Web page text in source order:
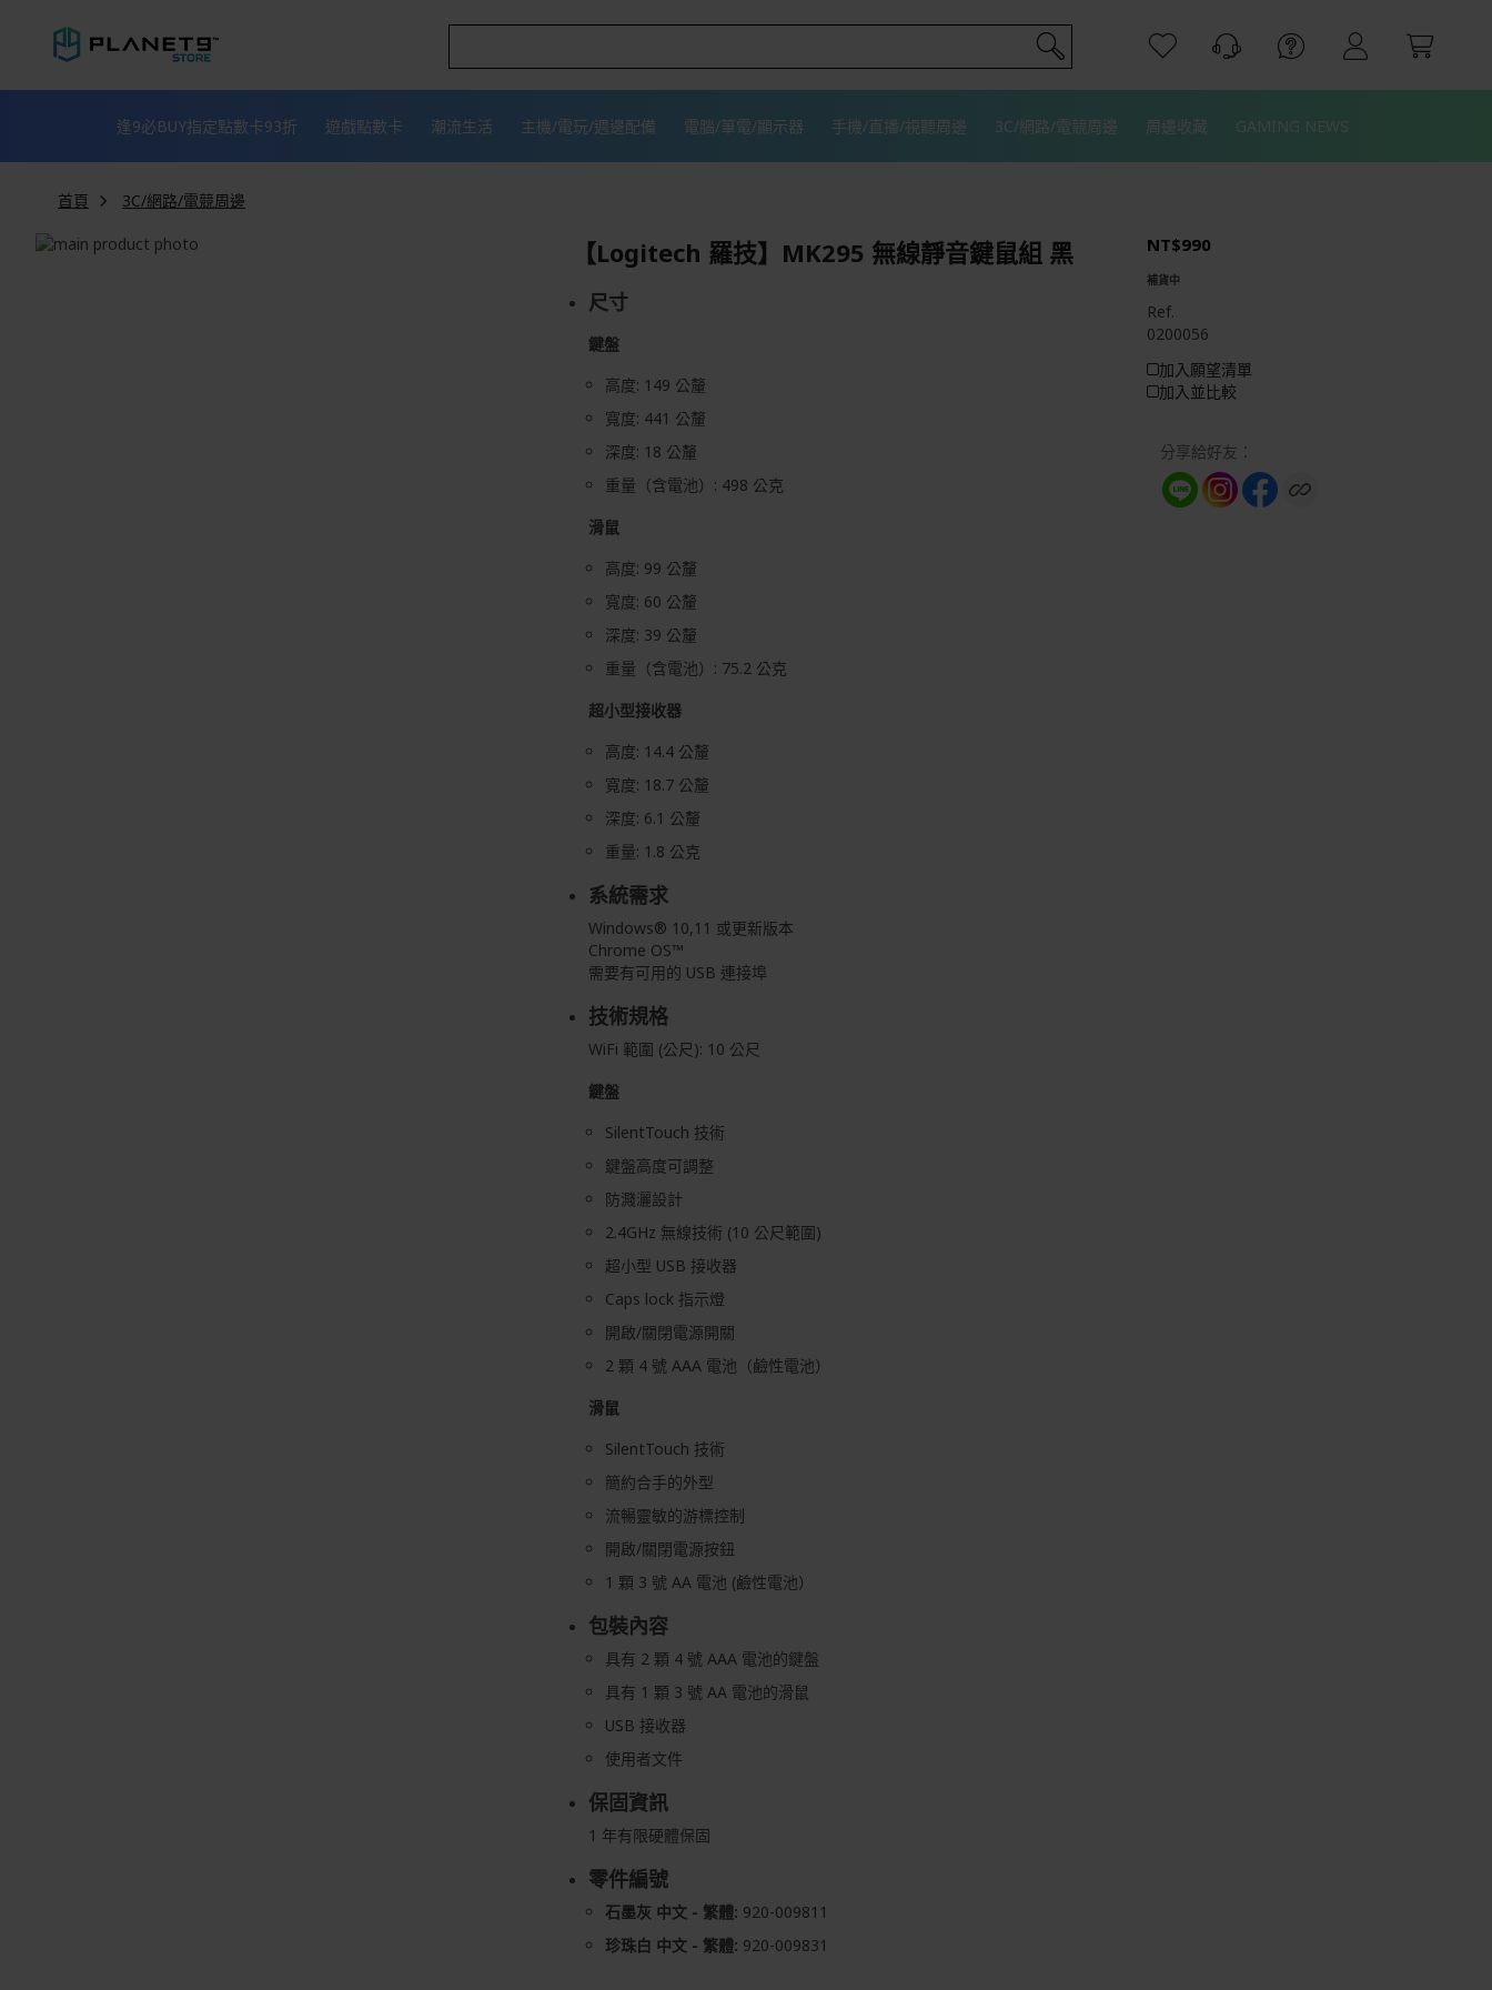
逢9必BUY指定點數卡93折 遊戲點數卡 潮流生活 主機/電玩/週邊配備 電腦/筆電/顯示器 手機/直播/視聽周邊 3C/網路/電競周邊 周邊收藏 GAMING NEWS
首頁
3C/網路/電競周邊
Skip
【Logitech 羅技】MK295 無線靜音鍵鼠組 黑
尺寸
鍵盤
高度: 149 公釐
寬度: 441 公釐
深度: 18 公釐
重量（含電池）: 498 公克
滑鼠
高度: 99 公釐
寬度: 60 公釐
深度: 39 公釐
重量（含電池）: 75.2 公克
超小型接收器
高度: 14.4 公釐
寬度: 18.7 公釐
深度: 6.1 公釐
重量: 1.8 公克
系統需求
Windows®︎ 10,11 或更新版本
Chrome OS™
需要有可用的 USB 連接埠
技術規格
WiFi 範圍 (公尺): 10 公尺
鍵盤
SilentTouch 技術
鍵盤高度可調整
防濺灑設計
2.4GHz 無線技術 (10 公尺範圍)
超小型 USB 接收器
Caps lock 指示燈
開啟/關閉電源開關
2 顆 4 號 AAA 電池（鹼性電池）
滑鼠
SilentTouch 技術
簡約合手的外型
流暢靈敏的游標控制
開啟/關閉電源按鈕
1 顆 3 號 AA 電池 (鹼性電池）
包裝內容
具有 2 顆 4 號 AAA 電池的鍵盤
具有 1 顆 3 號 AA 電池的滑鼠
USB 接收器
使用者文件
保固資訊
1 年有限硬體保固
零件編號
石墨灰 中文 - 繁體: 920-009811
珍珠白 中文 - 繁體: 920-009831
NT$990
補貨中
Ref.
0200056
加入願望清單
加入並比較
分享給好友：